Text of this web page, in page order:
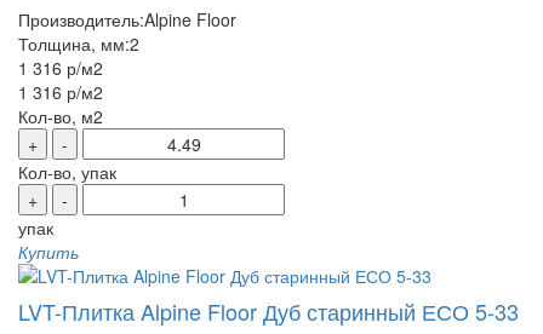
Производитель:Alpine Floor
Толщина, мм:2
1 316 р/м2
1 316 р/м2
Кол-во, м2
+
-
Кол-во, упак
+
-
упак
Купить
LVT-Плитка Alpine Floor Дуб старинный ЕСО 5-33